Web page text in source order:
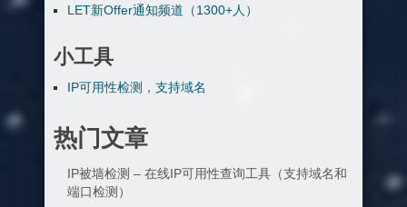
LET新Offer通知频道（1300+人）
小工具
IP可用性检测，支持域名
热门文章
IP被墙检测 – 在线IP可用性查询工具（支持域名和
端口检测）